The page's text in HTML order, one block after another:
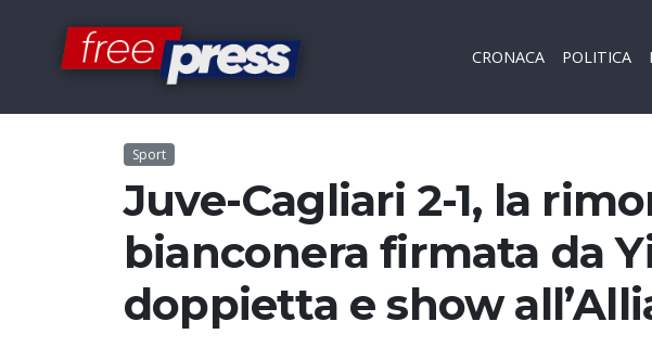
CRONACA POLITICA
Sport
Juve-Cagliari 2-1, la
bianconera firmata da
doppietta e show